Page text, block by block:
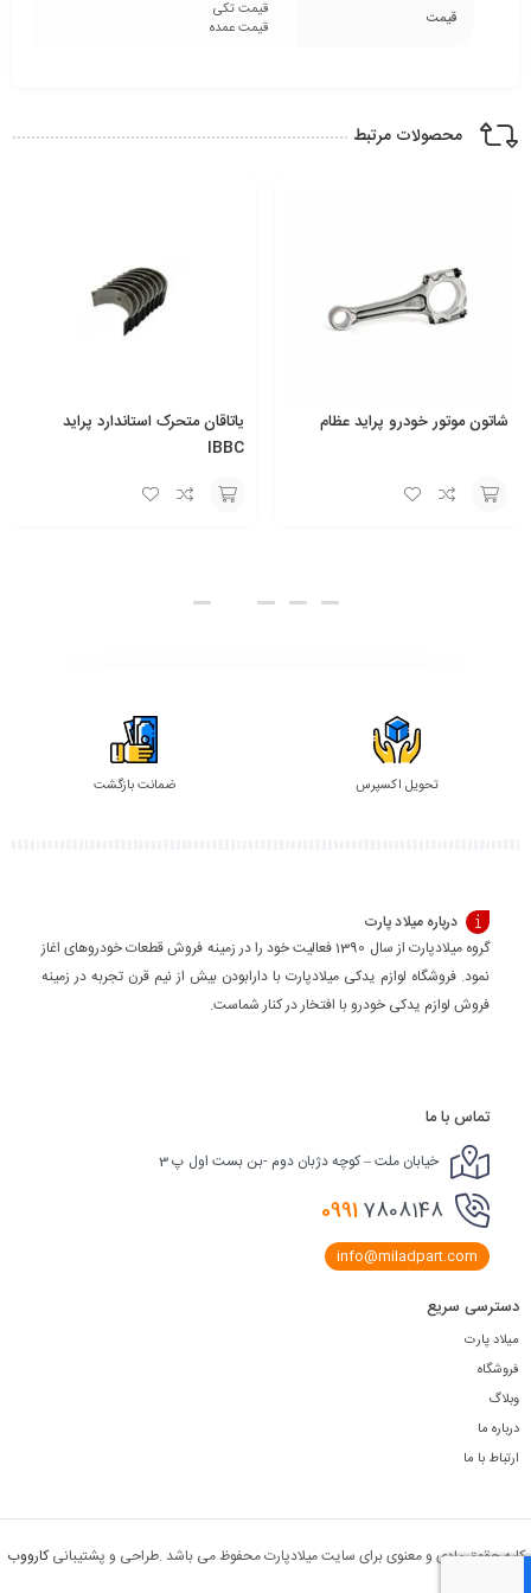
قیمت
قیمت تکی
قیمت عمده
محصولات مرتبط
یاتاقان متحرک استاندارد پراید
یاتاقان متحرک 0/10 روآ IBBC
تحویل اکسپرس ضمانت بازگشت
درباره میلاد پارت
گروه میلادپارت از سال 1390 فعالیت خود را در زمینه فروش قطعات خودروهای اغاز
نمود. فروشگاه لوازم یدکی میلادپارت با دارابودن بیش از نیم قرن تجربه در زمینه
فروش لوازم یدکی خودرو با افتخار در کنار شماست.
تماس با ما
خیابان ملت – کوچه دژبان دوم -بن بست اول پ 3
09917808148
info@miladpart.com
دسترسی سریع
میلاد پارت
فروشگاه
وبلاگ
درباره ما
ارتباط با ما
کلیه حقوق مادی و معنوی برای سایت میلادپارت محفوظ می باشد .طراحی و پشتیبانیکارووب